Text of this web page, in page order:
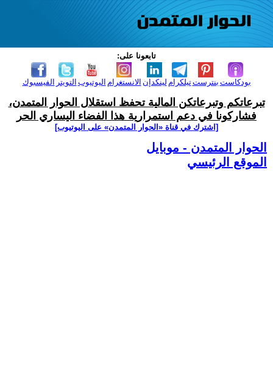
تابعونا على:
الفيسبوك التويتر اليوتيوب الانستغرام لينكدإن تيلكرامبنترست بودكاست
تبرعاتكم وتبرعاتكن المالية تحفظ استقلال الحوار المتمدن،
فشاركونا في دعم استمرارية هذا الفضاء اليساري الحر
[اشترك في قناة ‫«الحوار المتمدن» على اليوتيوب]
الحوار المتمدن - موبايل
الموقع الرئيسي